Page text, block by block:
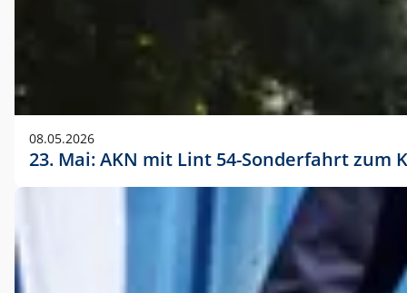
08.05.2026
23. Mai: AKN mit Lint 54-Sonderfahrt